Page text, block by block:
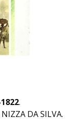
.
DA SILVA.